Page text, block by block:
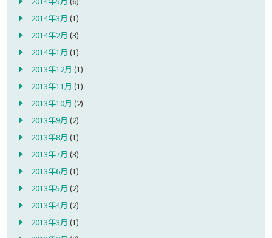
2014年3月 (1)
2014年2月 (3)
2014年1月 (1)
2013年12月 (1)
2013年11月 (1)
2013年10月 (2)
2013年9月 (2)
2013年8月 (1)
2013年7月 (3)
2013年6月 (1)
2013年5月 (2)
2013年4月 (2)
2013年3月 (1)